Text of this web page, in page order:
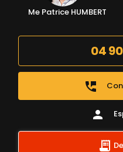
Me Patrice HUMBERT
04
perm_phone_msg
person